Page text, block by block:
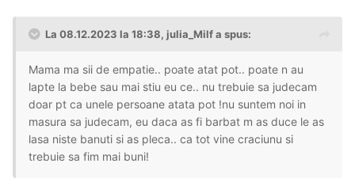
La 08.12.2023 la 18:38, julia_Milfa spus:
Mama ma sii de empatie.. poate atat pot.. poate n au
lapte la bebe sau mai stiu eu ce.. nu trebuie sa judecam
doar pt ca unele persoane atata pot !nu suntem noi in
masura sa judecam, eu daca as fi barbat m as duce le as
lasa niste banuti si as pleca.. ca tot vine craciunu si
trebuie sa fim mai buni!